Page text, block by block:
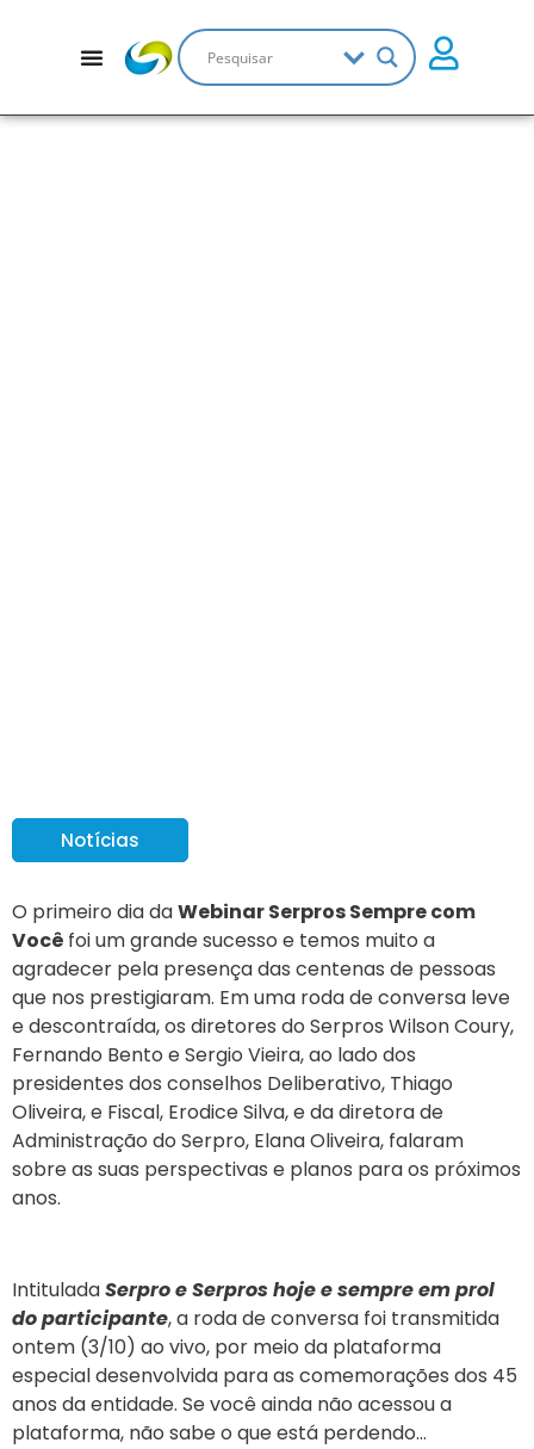
Notícias
O primeiro dia daWebinar Serpros Sempre com
Você foi um grande sucesso e temos muito a
agradecer pela presença das centenas de pessoas
que nos prestigiaram. Em uma roda de conversa leve
e descontraída, os diretores do Serpros Wilson Coury,
Fernando Bento e Sergio Vieira, ao lado dos
presidentes dos conselhos Deliberativo, Thiago
Oliveira, e Fiscal, Erodice Silva, e da diretora de
Administração do Serpro, Elana Oliveira, falaram
sobre as suas perspectivas e planos para os próximos
anos.
IntituladaSerpro e Serpros hoje e sempre em prol
do participante, a roda de conversa foi transmitida
ontem (3/10) ao vivo, por meio da plataforma
especial desenvolvida para as comemorações dos 45
anos da entidade. Se você ainda não acessou a
plataforma, não sabe o que está perdendo…